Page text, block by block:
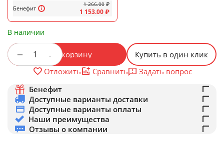
Бенефит
1 266.00 ₽
1 153.00₽
В наличии
+
− В корзину
Купить в один клик
Отложить
Сравнить
Задать вопрос
Бенефит
Доступные варианты доставки
Доступные варианты оплаты
Наши преимущества
Отзывы о компании